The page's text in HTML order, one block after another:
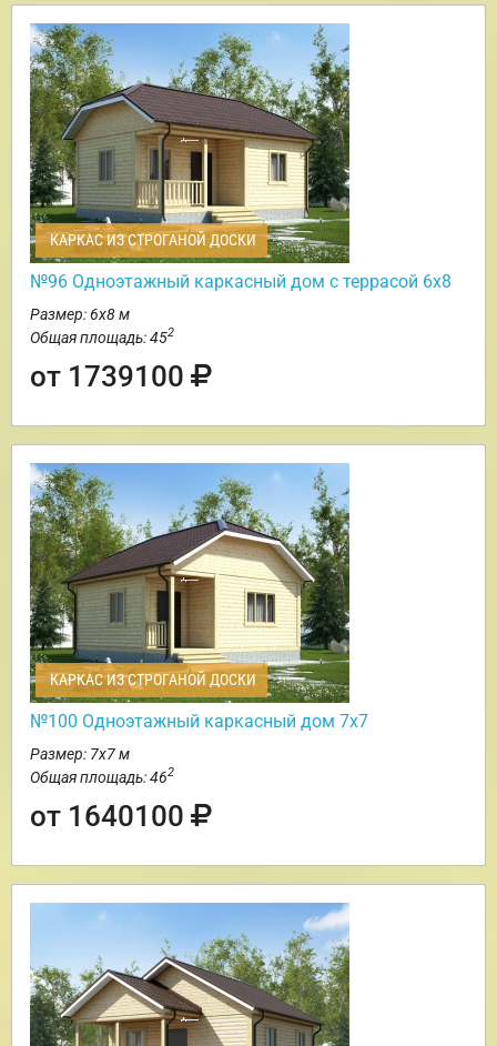
КАРКАС ИЗ СТРОГАНОЙ ДОСКИ
№96 Одноэтажный каркасный дом с террасой 6х8
Размер: 6х8 м
Общая площадь: 452
от 1739100
КАРКАС ИЗ СТРОГАНОЙ ДОСКИ
№100 Одноэтажный каркасный дом 7х7
Размер: 7х7 м
Общая площадь: 462
от 1640100